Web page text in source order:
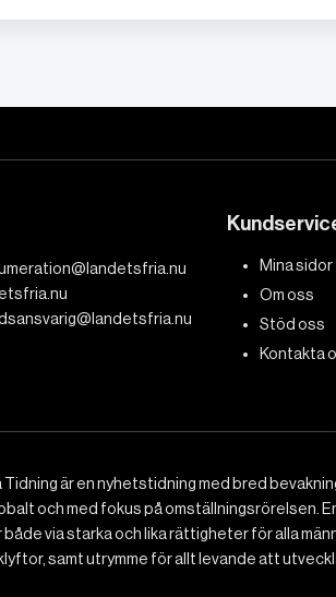
Mina sidor
Om oss
Stöd oss
Kontakta
Tidning är en nyhetstidning med bred
och med fokus på omställningsrörelsen.
både via starka och lika rättigheter för alla
samt utrymme för allt levande att